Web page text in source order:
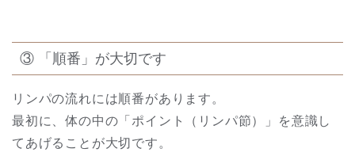
③ 「順番」が大切です
リンパの流れには順番があります。
最初に、体の中の「ポイント（リンパ節）」を意識し
てあげることが大切です。